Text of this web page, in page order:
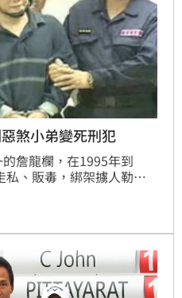
煞小弟變死刑犯
詹龍欄，在1995年到
、販毒，綁架擄人勒贖
家鄉造橋鋪路幫助山區果
禎耀當時只因朋友借錢不
士車的後車廂內活活燒
後伏法。